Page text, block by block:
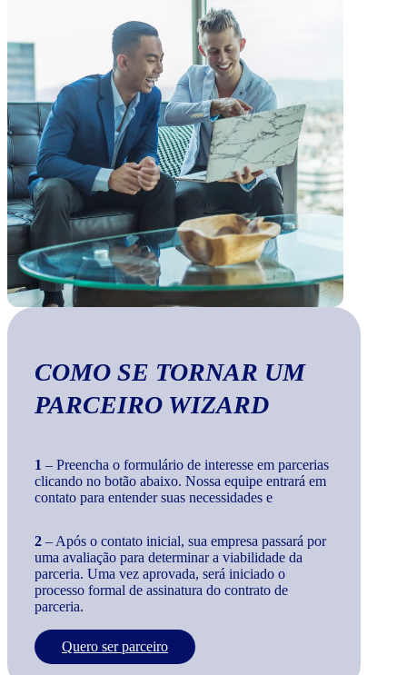
COMO SE TORNAR UM
PARCEIRO WIZARD
1 – Preencha o formulário de interesse em parcerias
clicando no botão abaixo. Nossa equipe entrará em
contato para entender suas necessidades e
2 – Após o contato inicial, sua empresa passará por
uma avaliação para determinar a viabilidade da
parceria. Uma vez aprovada, será iniciado o
processo formal de assinatura do contrato de
parceria.
Quero ser parceiro